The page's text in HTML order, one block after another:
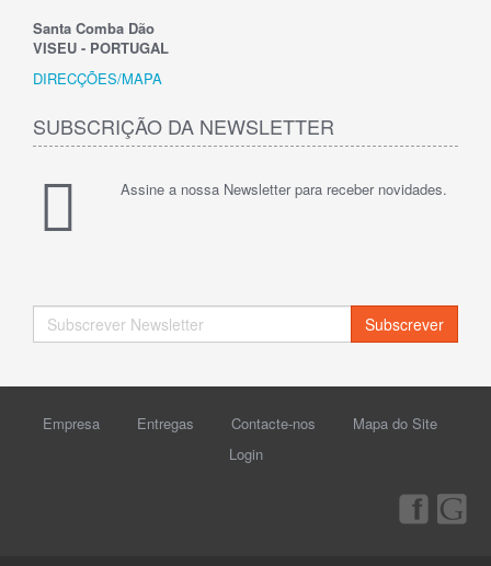
Santa Comba Dão
VISEU - PORTUGAL
DIRECÇÕES/MAPA
SUBSCRIÇÃO DA NEWSLETTER
Assine a nossa Newsletter para receber novidades.
Subscrever
Empresa Entregas Contacte-nos
Mapa do Site
Login